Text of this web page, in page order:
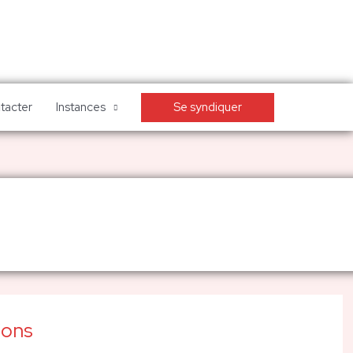
Instances Se syndiquer